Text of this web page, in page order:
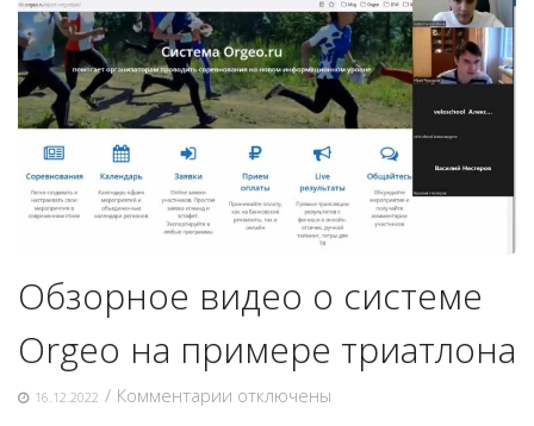
Обзорное видео о системе
Orgeo на примере триатлона
16.12.2022 / Комментарии котключены